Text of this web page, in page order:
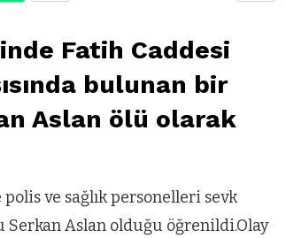
Fatih Caddesi
bulunan bir
Aslan ölü olarak
ve sağlık personelleri sevk
Aslan olduğu öğrenildi.Olay